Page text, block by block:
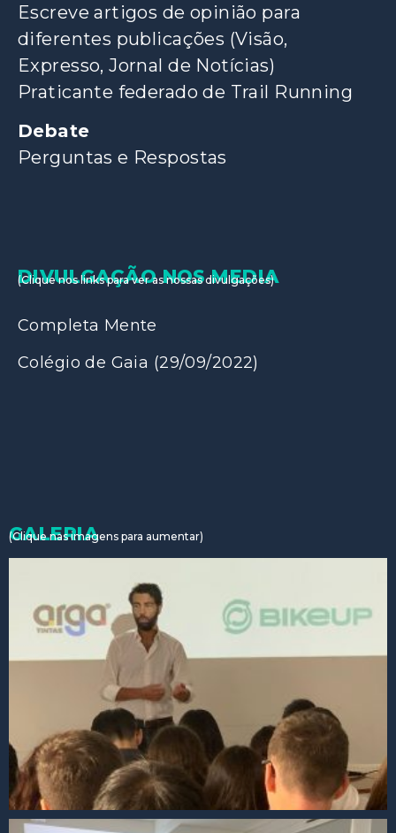
Escreve artigos de opinião para
diferentes publicações (Visão,
Expresso, Jornal de Notícias)
Praticante federado de Trail Running
Debate
Perguntas e Respostas
DIVULGAÇÃO NOS MEDIA
(Clique nos links para ver as nossas divulgações)
Completa Mente
Colégio de Gaia (29/09/2022)
GALERIA
(Clique nas imagens para aumentar)